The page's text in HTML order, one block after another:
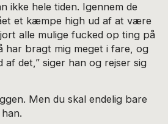
ikke hele tiden. Igennem de
et kæmpe high ud af at være
alle mulige fucked op ting på
har bragt mig meget i fare, og
af det,” siger han og rejser sig
Men du skal endelig bare